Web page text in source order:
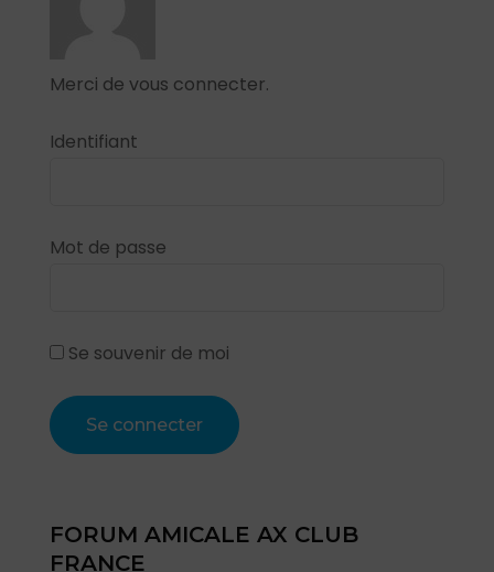
Merci de vous connecter.
Identifiant
Mot de passe
Se souvenir de moi
FORUM AMICALE AX CLUB
FRANCE